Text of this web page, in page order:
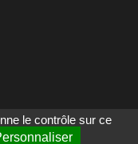
le contrôle sur ce